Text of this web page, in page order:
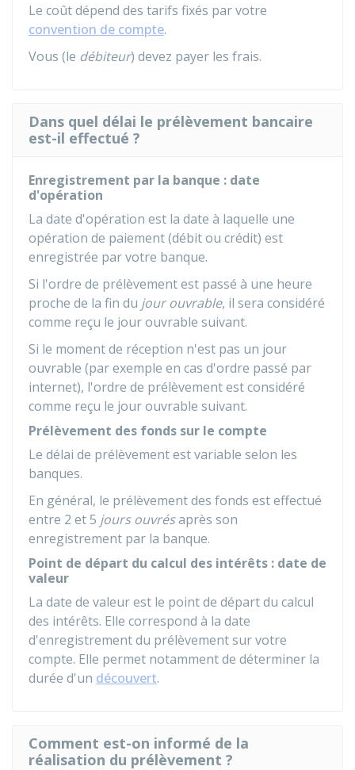
Le coût dépend des tarifs fixés par votre
convention de compte.
Vous (le débiteur) devez payer les frais.
Dans quel délai le prélèvement bancaire
est-il effectué ?
Enregistrement par la banque : date
d'opération
La date d'opération est la date à laquelle une
opération de paiement (débit ou crédit) est
enregistrée par votre banque.
Si l'ordre de prélèvement est passé à une heure
proche de la fin du jour ouvrable, il sera considéré
comme reçu le jour ouvrable suivant.
Si le moment de réception n'est pas un jour
ouvrable (par exemple en cas d'ordre passé par
internet), l'ordre de prélèvement est considéré
comme reçu le jour ouvrable suivant.
Prélèvement des fonds sur le compte
Le délai de prélèvement est variable selon les
banques.
En général, le prélèvement des fonds est effectué
entre 2 et 5 jours ouvrésaprès son
enregistrement par la banque.
Point de départ du calcul des intérêts : date de
valeur
La date de valeur est le point de départ du calcul
des intérêts. Elle correspond à la date
d'enregistrement du prélèvement sur votre
compte. Elle permet notamment de déterminer la
durée d'un découvert.
Comment est-on informé de la
réalisation du prélèvement ?